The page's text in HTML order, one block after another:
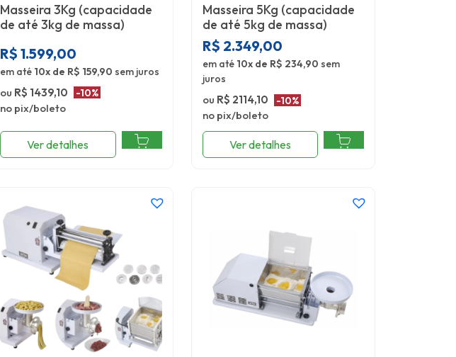
Masseira 3Kg (capacidade
de até 3kg de massa)
R$ 1.599,00
em até 10x de R$ 159,90 sem juros
ou R$ 1439,10 -10%
no pix/boleto
Ver detalhes
Masseira 5Kg (capacidade
de até 5kg de massa)
R$ 2.349,00
em até 10x de R$ 234,90 sem
juros
ou R$ 2114,10 -10%
no pix/boleto
Ver detalhes